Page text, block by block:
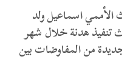
الأممي اسماعيل ولد
تنفيذ هدنة خلال شهر
من المفاوضات بين